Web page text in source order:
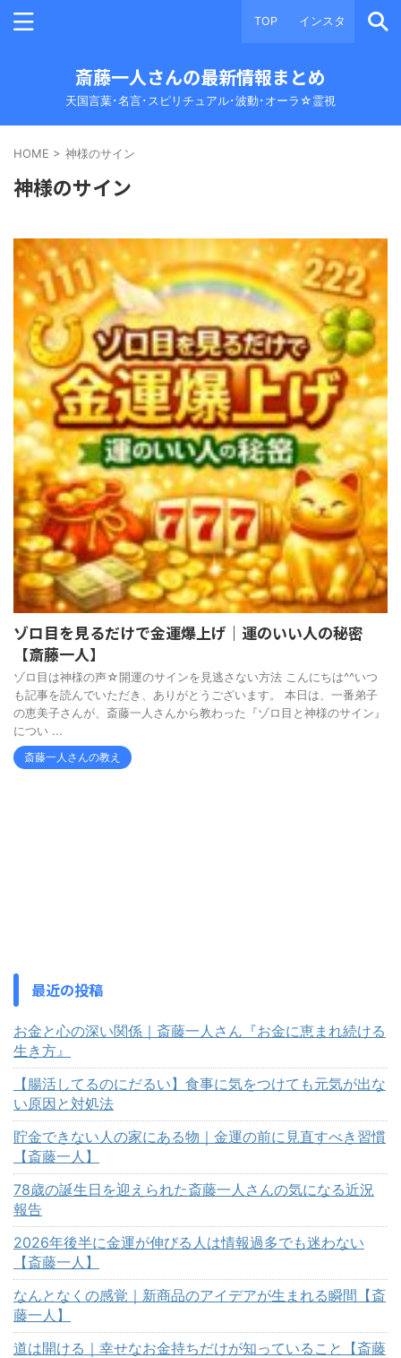
TOP インスタ
斎藤一人さんの最新情報まとめ
天国言葉･名言･スピリチュアル･波動･オーラ☆霊視
HOME > 神様のサイン
神様のサイン
ゾロ目を見るだけで金運爆上げ｜運のいい人の秘密
【斎藤一人】
ゾロ目は神様の声☆開運のサインを見逃さない方法 こんにちは^^いつ
も記事を読んでいただき、ありがとうございます。 本日は、一番弟子
の恵美子さんが、斎藤一人さんから教わった『ゾロ目と神様のサイン』
につい ...
斎藤一人さんの教え
最近の投稿
お金と心の深い関係｜斎藤一人さん『お金に恵まれ続ける
生き方』
【腸活してるのにだるい】食事に気をつけても元気が出な
い原因と対処法
貯金できない人の家にある物｜金運の前に見直すべき習慣
【斎藤一人】
78歳の誕生日を迎えられた斎藤一人さんの気になる近況
報告
2026年後半に金運が伸びる人は情報過多でも迷わない
【斎藤一人】
なんとなくの感覚｜新商品のアイデアが生まれる瞬間【斎
藤一人】
道は開ける｜幸せなお金持ちだけが知っていること【斎藤